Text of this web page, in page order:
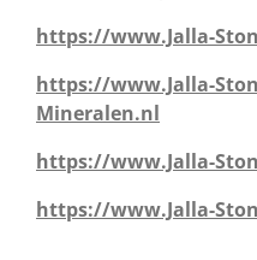
https://www.Jalla-
https://www.Jalla-
Mineralen.nl
https://www.Jalla-
https://www.Jalla-